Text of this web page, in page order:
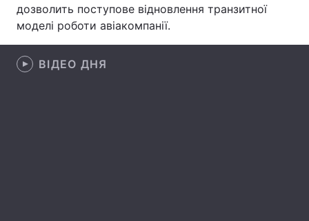
Відео з Youtube Статті
Інтерв'ю
дозволить поступове відновлення транзитної
моделі роботи авіакомпанії.
ВІДЕО ДНЯ